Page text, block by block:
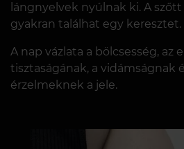
lángnyelvek nyúlnak ki. A
gyakran találhat egy keresztet.
A nap vázlata a bölcsesség, az
tisztaságának, a vidámságnak
érzelmeknek a jele.